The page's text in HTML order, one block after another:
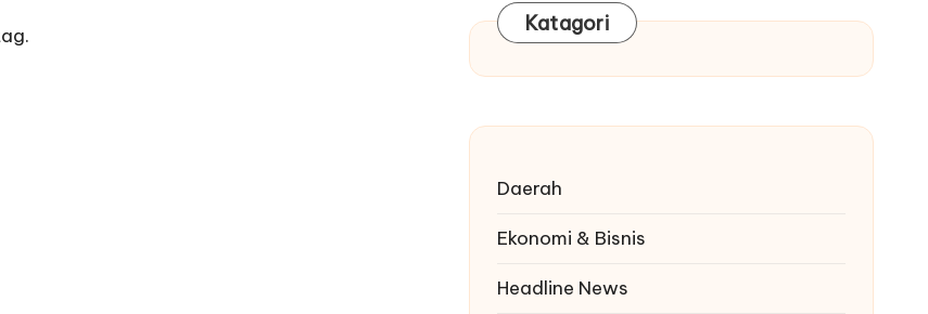
Katagori
Daerah
Ekonomi & Bisnis
Headline News